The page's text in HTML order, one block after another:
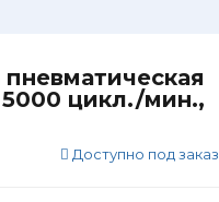
цикл./мин.,
Доступно под заказ